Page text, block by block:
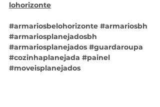
lohorizonte
#armariosbelohorizonte #armariosbh
#armariosplanejadosbh
#armariosplanejados #guardaroupa
#cozinhaplanejada #painel
#moveisplanejados